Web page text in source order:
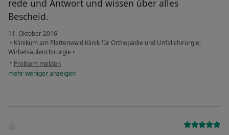
rede und Antwort und wissen über alles
Bescheid.
11. Oktober 2016
• Klinikum am Plattenwald Klinik für Orthopädie und Unfallchirurgie,
Wirbelsäulenchirurgie •
• Problem melden
mehrwenigeranzeigen